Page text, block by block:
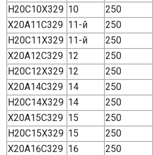
H20C10X329 10 250
Х20А11С329 11-й 250
H20C11X329 11-й 250
Х20А12С329 12 250
H20C12X329 12 250
Х20А14С329 14 250
H20C14X329 14 250
Х20А15С329 15 250
H20C15X329 15 250
Х20А16С329 16 250